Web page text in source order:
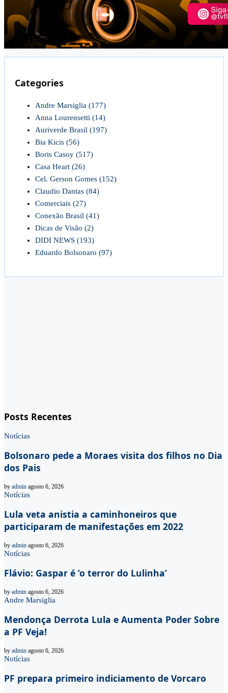
Categories
Andre Marsiglia (177)
Anna Lourensetti (14)
Auriverde Brasil (197)
Bia Kicis (56)
Boris Casoy (517)
Casa Heart (26)
Cel. Gerson Gomes (152)
Claudio Dantas (84)
Comerciais (27)
Conexão Brasil (41)
Dicas de Visão (2)
DIDI NEWS (193)
Eduardo Bolsonaro (97)
Posts Recentes
Notícias
Bolsonaro pede a Moraes visita dos filhos no Dia
dos Pais
by admin agosto 6, 2026
Notícias
Lula veta anistia a caminhoneiros que
participaram de manifestações em 2022
by admin agosto 6, 2026
Notícias
Flávio: Gaspar é ‘o terror do Lulinha’
by admin agosto 6, 2026
Andre Marsiglia
Mendonça Derrota Lula e Aumenta Poder Sobre
a PF Veja!
by admin agosto 6, 2026
Notícias
PF prepara primeiro indiciamento de Vorcaro